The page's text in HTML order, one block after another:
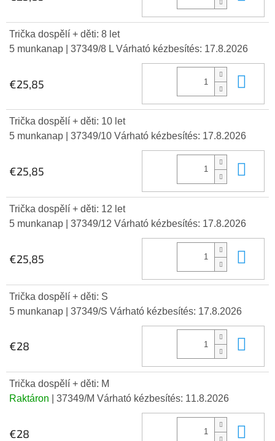
Trička dospělí + děti: 8 let
5 munkanap
| 37349/8 L Várható kézbesítés: 17.8.2026
€25,85
Trička dospělí + děti: 10 let
5 munkanap
| 37349/10 Várható kézbesítés: 17.8.2026
€25,85
Trička dospělí + děti: 12 let
5 munkanap
| 37349/12 Várható kézbesítés: 17.8.2026
€25,85
Trička dospělí + děti: S
5 munkanap
| 37349/S Várható kézbesítés: 17.8.2026
€28
Trička dospělí + děti: M
Raktáron
| 37349/M Várható kézbesítés: 11.8.2026
€28